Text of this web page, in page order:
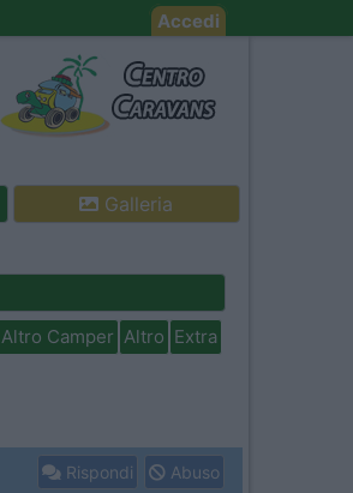
Accedi
Galleria
Altro Camper Altro Extra
Rispondi Abuso